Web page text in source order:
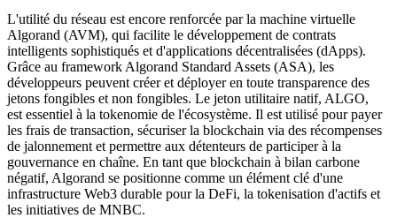
L'utilité du réseau est encore renforcée par la machine virtuelle
Algorand (AVM), qui facilite le développement de contrats
intelligents sophistiqués et d'applications décentralisées (dApps).
Grâce au framework Algorand Standard Assets (ASA), les
développeurs peuvent créer et déployer en toute transparence des
jetons fongibles et non fongibles. Le jeton utilitaire natif, ALGO,
est essentiel à la tokenomie de l'écosystème. Il est utilisé pour payer
les frais de transaction, sécuriser la blockchain via des récompenses
de jalonnement et permettre aux détenteurs de participer à la
gouvernance en chaîne. En tant que blockchain à bilan carbone
négatif, Algorand se positionne comme un élément clé d'une
infrastructure Web3 durable pour la DeFi, la tokenisation d'actifs et
les initiatives de MNBC.